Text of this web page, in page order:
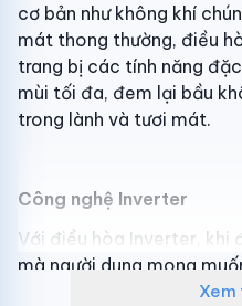
cơ bản như không khí
mát thong thường, điều
trang bị các tính năng
mùi tối đa, đem lại bầu
trong lành và tươi mát.
Công nghệ Inverter
Với điều hòa Inverter,
mà người dung mong
ở công suất thấp, giảmXem